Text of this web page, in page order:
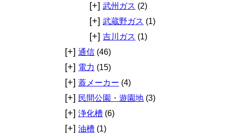
[+] 武州ガス (2)
[+] 武蔵野ガス (1)
[+] 吉川ガス (1)
[+] 通信 (46)
[+] 電力 (15)
[+] 蓋メーカー (4)
[+] 民間公園・遊園地 (3)
[+] 浄化槽 (6)
[+] 油槽 (1)